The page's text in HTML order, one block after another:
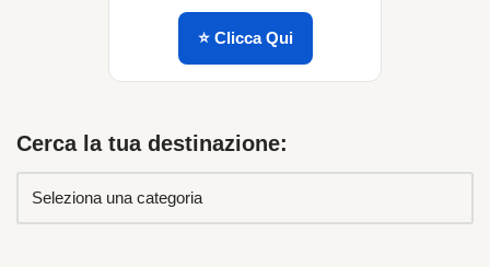
⭐ Clicca Qui
Cerca la tua destinazione: